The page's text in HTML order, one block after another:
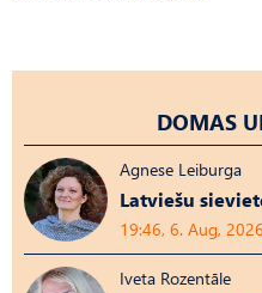
DOMAS
Agnese Leiburga
Latviešu
19:46, 6. Aug, 2026
Iveta Rozentāle